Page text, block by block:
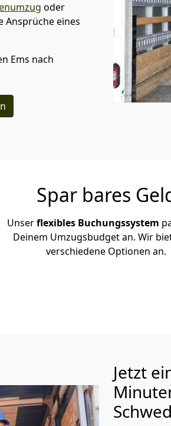
oder
Ansprüche eines
Ems nach
Spar bares
Unserflexibles Buchungssystem
Deinem Umzugsbudget an. Wir
verschiedene Optionen an.
Jetzt